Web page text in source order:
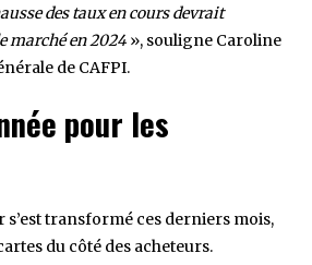
des taux en cours devrait
marché en 2024 », souligne Caroline
de CAFPI.
pour les
transformé ces derniers mois,
du côté des acheteurs.